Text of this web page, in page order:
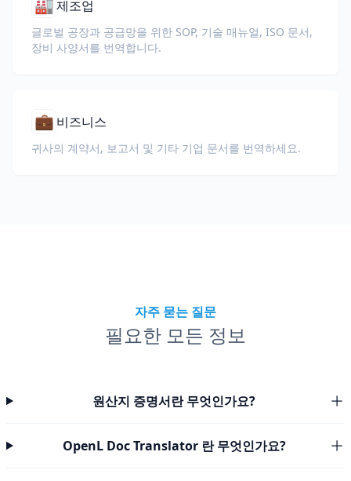
🏭제조업
글로벌 공장과 공급망을 위한 SOP, 기술 매뉴얼, ISO 문서,
장비 사양서를 번역합니다.
💼 비즈니스
귀사의 계약서, 보고서 및 기타 기업 문서를 번역하세요.
자주 묻는 질문
필요한 모든 정보
원산지 증명서란 무엇인가요?
OpenL Doc Translator 란 무엇인가요?